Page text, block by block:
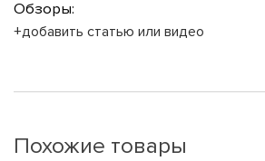
Обзоры:
+добавить статью или видео
Похожие товары